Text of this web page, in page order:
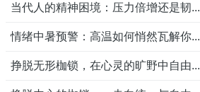
当代人的精神困境：压力倍增还是韧...
情绪中暑预警：高温如何悄然瓦解你...
挣脱无形枷锁，在心灵的旷野中自由...